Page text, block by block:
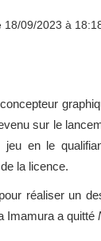
18/09/2023 à
sur le
jeu en le
la licence.
réaliser un
Imamura a quitté